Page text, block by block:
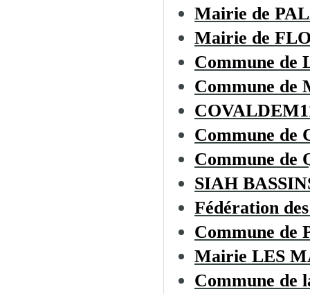
Mairie de
Mairie de
Commune de
Commune de
Commune de
Commune
SIAH
Fédération
Commune de
Mairie LES
Commune de